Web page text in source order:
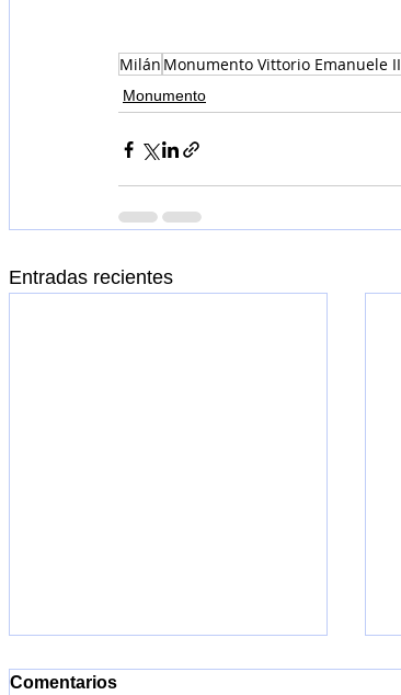
Milán Monumento Vittorio Emanuele II
Monumento
Entradas recientes
Comentarios